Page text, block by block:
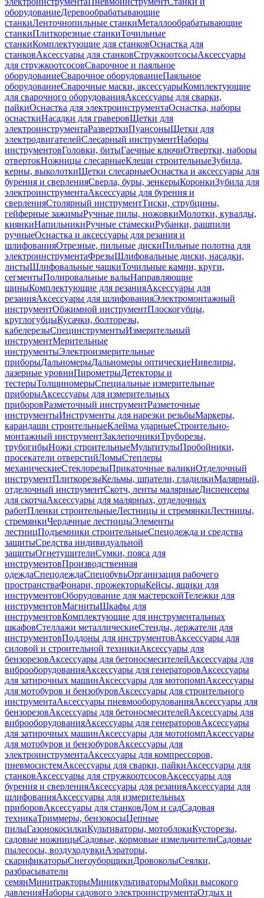
оборудованиеДеревообрабатывающие
станкиЛенточнопильные станкиМеталлообрабатывающие
станкиПлиткорезные станкиТочильные
станкиКомплектующие для станковОснастка для
станковАксессуары для станковСтружкоотсосыАксессуары
для стружкоотсосовСварочное и паяльное
оборудованиеСварочное оборудованиеПаяльное
оборудованиеСварочные маски, аксессуарыКомплектующие
для сварочного оборудованияАксессуары для сварки,
пайкиОснастка для электроинструментаОснастка, наборы
оснасткиНасадки для граверовЩетки для
электроинструментаРазверткиПуансоныЩетки для
электродвигателейСлесарный инструментНаборы
инструментовГоловки, битыГаечные ключиОтвертки, наборы
отвертокНожницы слесарныеКлещи строительныеЗубила,
керны, выколоткиЩетки слесарныеОснастка и аксессуары для
бурения и сверленияСверла, буры, зенкерыКоронкиЗубила для
электроинструментаАксессуары для бурения и
сверленияСтолярный инструментТиски, струбцины,
гейферные зажимыРучные пилы, ножовкиМолотки, кувалды,
киянкиНапильникиРучные стамескиРубанки, рашпили
ручныеОснастка и аксессуары для резания и
шлифованияОтрезные, пильные дискиПильные полотна для
электроинструментаФрезыШлифовальные диски, насадки,
листыШлифовальные чашкиТочильные камни, круги,
сегментыПолировальные валыНаправляющие
шиныКомплектующие для резанияАксессуары для
резанияАксессуары для шлифованияЭлектромонтажный
инструментОбжимной инструментПлоскогубцы,
круглогубцыКусачки, болторезы,
кабелерезыСпецинструментыИзмерительный
инструментМерительные
инструментыЭлектроизмерительные
приборыДальномерыДальномеры оптическиеНивелиры,
лазерные уровниПирометрыДетекторы и
тестерыТолщиномерыСпециальные измерительные
приборыАксессуары для измерительных
приборовРазметочный инструментРазметочные
инструментыИнструменты для нарезки резьбыМаркеры,
карандаши строительныеКлейма ударныеСтроительно-
монтажный инструментЗаклепочникиТруборезы,
трубогибыНожи строительныеМультитулыПробойники,
просекатели отверстийЛомыСтеплеры
механическиеСтеклорезыПрикаточные валикиОтделочный
инструментПлиткорезыКельмы, шпатели, гладилкиМалярный,
отделочный инструментСкотч, ленты малярныеДиспенсеры
для скотчаАксессуары для малярных, отделочных
работПленки строительныеЛестницы и стремянкиЛестницы,
стремянкиЧердачные лестницыЭлементы
лестницПодъемники строительныеСпецодежда и средства
защитыСредства индивидуальной
защитыОгнетушителиСумки, пояса для
инструментовПроизводственная
одеждаСпецодеждаСпецобувьОрганизация рабочего
пространстваФонари, прожекторыКейсы, ящики для
инструментовОборудование для мастерскойТележки для
инструментовМагнитыШкафы для
инструментовКомплектующие для инструментальных
шкафовСтеллажи металлическиеСтенды, держатели для
инструментовПоддоны для инструментовАксессуары для
силовой и строительной техникиАксессуары для
бензорезовАксессуары для бетоносмесителейАксессуары для
виброоборудованияАксессуары для генераторовАксессуары
для затирочных машинАксессуары для мотопомпАксессуары
для мотобуров и бензобуровАксессуары для строительного
инструментаАксессуары пневмооборудованияАксессуары для
бензорезовАксессуары для бетоносмесителейАксессуары для
виброоборудованияАксессуары для генераторовАксессуары
для затирочных машинАксессуары для мотопомпАксессуары
для мотобуров и бензобуровАксессуары для
электроинструментаАксессуары для компрессоров,
пневмосистемАксессуары для сварки, пайкиАксессуары для
станковАксессуары для стружкоотсосовАксессуары для
бурения и сверленияАксессуары для резанияАксессуары для
шлифованияАксессуары для измерительных
приборовАксессуары для станковДом и садСадовая
техникаТриммеры, бензокосыЦепные
пилыГазонокосилкиКультиваторы, мотоблокиКусторезы,
садовые ножницыСадовые, кормовые измельчителиСадовые
пылесосы, воздуходувкиАэраторы,
скарификаторыСнегоуборщикиДровоколыСеялки,
разбрасыватели
семянМинитракторыМиникультиваторыМойки высокого
давленияНаборы садового электроинструментаОтдых и